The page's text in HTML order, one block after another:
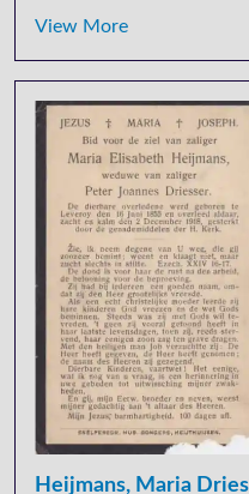
View More
Heijmans, Maria